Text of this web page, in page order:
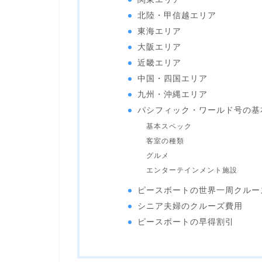
北陸・甲信越エリア
東海エリア
大阪エリア
近畿エリア
中国・四国エリア
九州・沖縄エリア
パシフィック・ワールド号の基
基本スペック
客室の種類
グルメ
エンターテインメント施設
ピースボートの世界一周クルー
シニア夫婦のクルーズ費用
ピースボートの早得割引